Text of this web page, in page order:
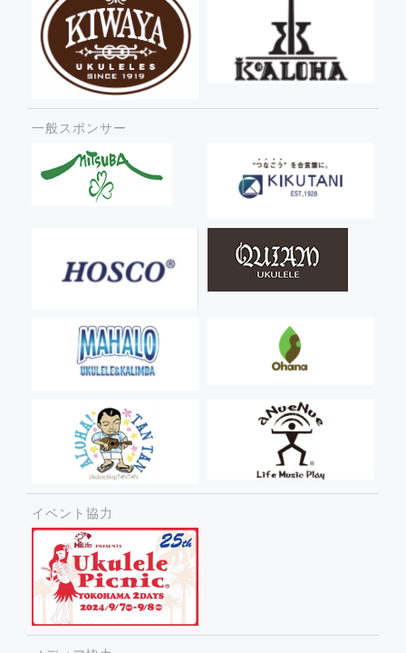
一般スポンサー
イベント協力